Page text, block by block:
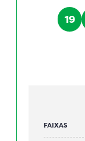
19
FAIXAS